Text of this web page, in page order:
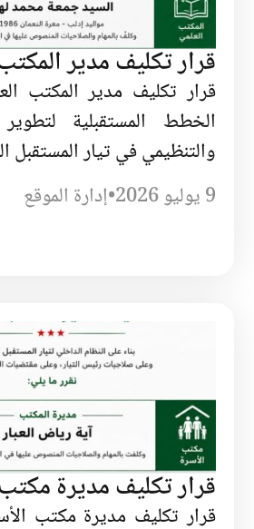
قرار تكليف مدير
قرار تكليف مدير المكتب
الخطط المستقبلية
والتنظيمي في تيار المستقبل
9 يوليو 2026
•إدارة الموقع
قرار تكليف مديرة
قرار تكليف مديرة مكتب